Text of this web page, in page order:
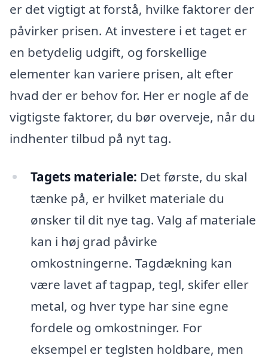
er det vigtigt at forstå, hvilke faktorer der
påvirker prisen. At investere i et taget er
en betydelig udgift, og forskellige
elementer kan variere prisen, alt efter
hvad der er behov for. Her er nogle af de
vigtigste faktorer, du bør overveje, når du
indhenter tilbud på nyt tag.
Tagets materiale: Det første, du skal
tænke på, er hvilket materiale du
ønsker til dit nye tag. Valg af materiale
kan i høj grad påvirke
omkostningerne. Tagdækning kan
være lavet af tagpap, tegl, skifer eller
metal, og hver type har sine egne
fordele og omkostninger. For
eksempel er teglsten holdbare, men